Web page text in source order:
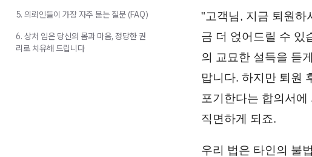
"고객님, 지금 퇴원하
금 더 얹어드릴 수 있
의 교묘한 설득을 듣
맙니다. 하지만 퇴원
포기한다는 합의서
직면하게 되죠.
우리 법은 타인의 불
5. 의뢰인들이 가장 자주 묻는 질문 (FAQ)
6. 상처 입은 당신의 몸과 마음, 정당한 권
리로 치유해 드립니다